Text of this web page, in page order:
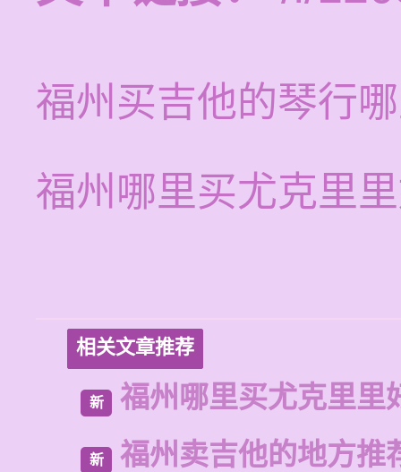
福州买吉他的琴行
福州哪里买尤克里
相关文章推荐
新 福州哪里买尤克里里
新 福州卖吉他的地方推